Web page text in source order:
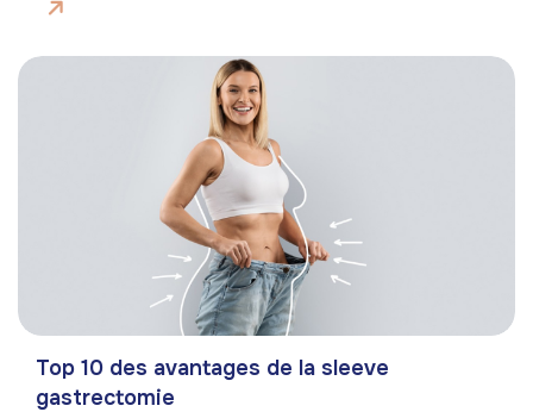
Top 10 des avantages de la sleeve
gastrectomie